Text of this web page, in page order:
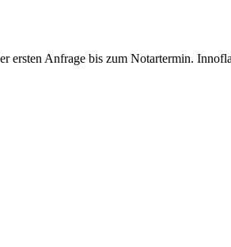
ersten Anfrage bis zum Notartermin.